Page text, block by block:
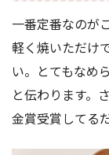
一番定番なのが
軽く焼いただけ
い。とてもなめ
と伝わります。
金賞受賞してる